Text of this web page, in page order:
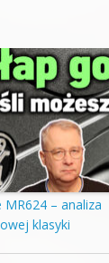
MR624 – analiza
klasyki